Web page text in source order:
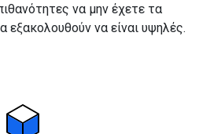
να μην έχετε τα
να είναι υψηλές.